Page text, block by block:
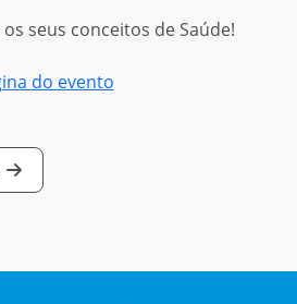
seus conceitos de Saúde!
do evento